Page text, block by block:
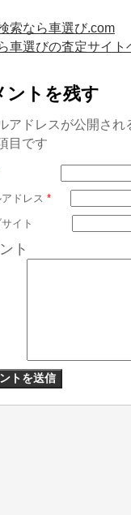
索なら車選び.com
車選びの査定サイト
ントを残す
アドレスが公開さ
目です
ドレス *
イト
ト